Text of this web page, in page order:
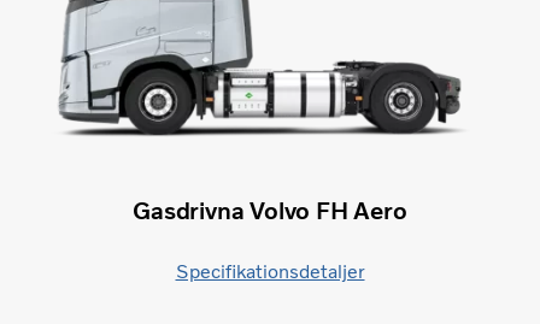
Gasdrivna Volvo FH Aero
Specifikationsdetaljer